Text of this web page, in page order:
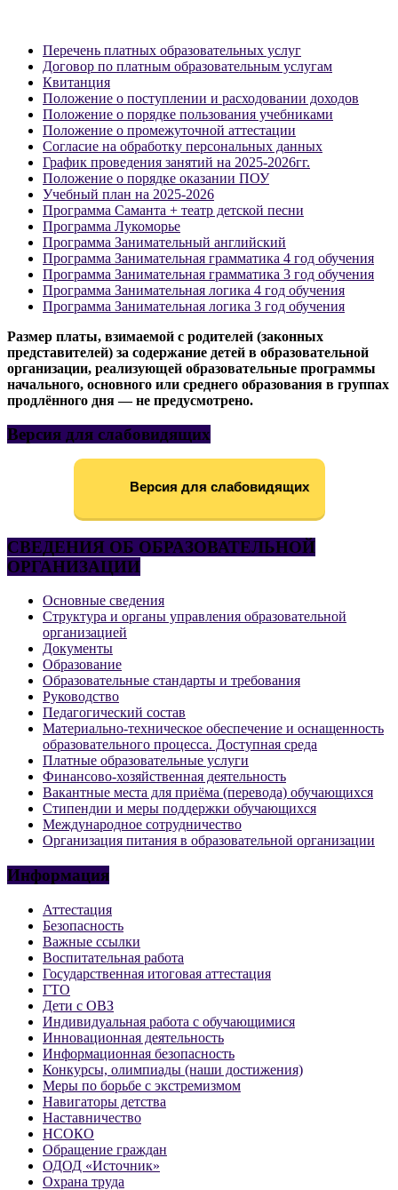
Перечень платных образовательных услуг
Договор по платным образовательным услугам
Квитанция
Положение о поступлении и расходовании доходов
Положение о порядке пользования учебниками
Положение о промежуточной аттестации
Согласие на обработку персональных данных
График проведения занятий на 2025-2026гг.
Положение о порядке оказании ПОУ
Учебный план на 2025-2026
Программа Саманта + театр детской песни
Программа Лукоморье
Программа Занимательный английский
Программа Занимательная грамматика 4 год обучения
Программа Занимательная грамматика 3 год обучения
Программа Занимательная логика 4 год обучения
Программа Занимательная логика 3 год обучения
Размер платы, взимаемой с родителей (законных
представителей) за содержание детей в образовательной
организации, реализующей образовательные программы
начального, основного или среднего образования в группах
продлённого дня — не предусмотрено.
Версия для слабовидящих
Версия для слабовидящих
СВЕДЕНИЯ ОБ ОБРАЗОВАТЕЛЬНОЙ
ОРГАНИЗАЦИИ
Основные сведения
Структура и органы управления образовательной
организацией
Документы
Образование
Образовательные стандарты и требования
Руководство
Педагогический состав
Материально-техническое обеспечение и оснащенность
образовательного процесса. Доступная среда
Платные образовательные услуги
Финансово-хозяйственная деятельность
Вакантные места для приёма (перевода) обучающихся
Стипендии и меры поддержки обучающихся
Международное сотрудничество
Организация питания в образовательной организации
Информация
Аттестация
Безопасность
Важные ссылки
Воспитательная работа
Государственная итоговая аттестация
ГТО
Дети с ОВЗ
Индивидуальная работа с обучающимися
Инновационная деятельность
Информационная безопасность
Конкурсы, олимпиады (наши достижения)
Меры по борьбе с экстремизмом
Навигаторы детства
Наставничество
НСОКО
Обращение граждан
ОДОД «Источник»
Охрана труда